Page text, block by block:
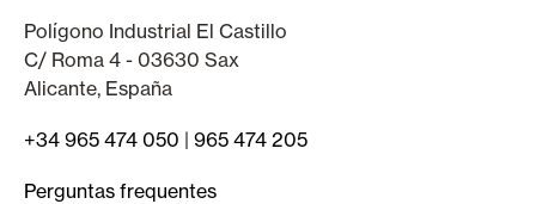
Polígono Industrial El Castillo
C/ Roma 4 - 03630 Sax
Alicante, España
+34 965 474 050 | 965 474 205
Perguntas frequentes